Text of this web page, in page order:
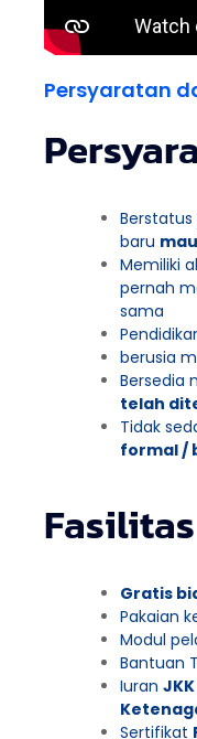
Persyaratan
Berstatus
baru
Memiliki
pernah
sama
berusia
Bersedia
telah
Tidak
formal /
Fasilitas
Gratis
Pakaian
Modul
Bantuan
Iuran
Sertifikat